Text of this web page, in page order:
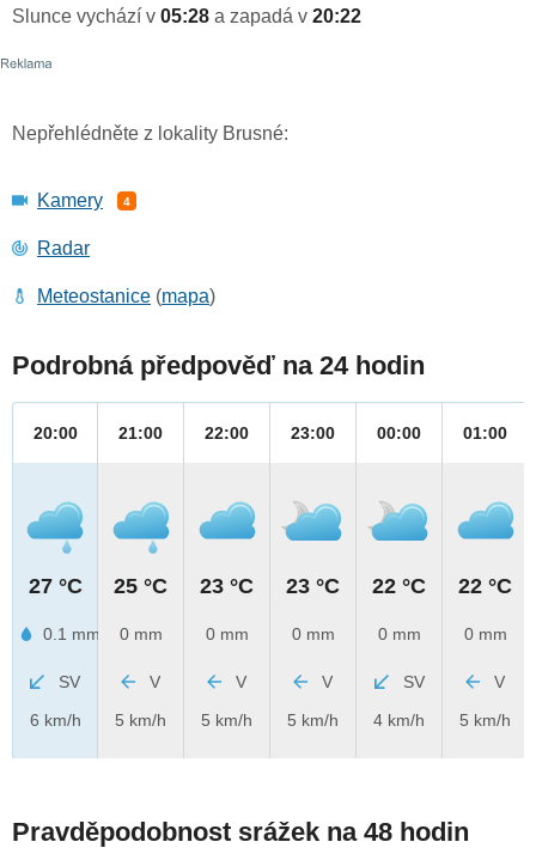
Slunce vychází v 05:28 a zapadá v 20:22
Nepřehlédněte z lokality Brusné:
Kamery 4
Radar
Meteostanice (mapa)
Podrobná předpověď na 24 hodin
20:00
27 °C
0.1 mm
SV
6 km/h
21:00
25 °C
0 mm
V
5 km/h
22:00
23 °C
0 mm
V
5 km/h
23:00
23 °C
0 mm
V
5 km/h
00:00
22 °C
0 mm
SV
4 km/h
01:00
22 °C
0 mm
V
5 km/h
Pravděpodobnost srážek na 48 hodin